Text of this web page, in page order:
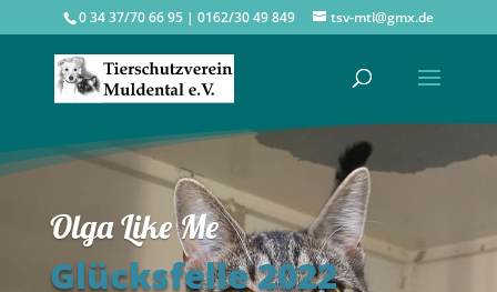
0 34 37/70 66 95 | 0162/30 49 849 tsv-mtl@gmx.de
Olga Like Me
Glücksfelle 2022